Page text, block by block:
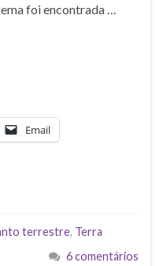
foi encontrada …
Email
terrestre, Terra
6 comentários